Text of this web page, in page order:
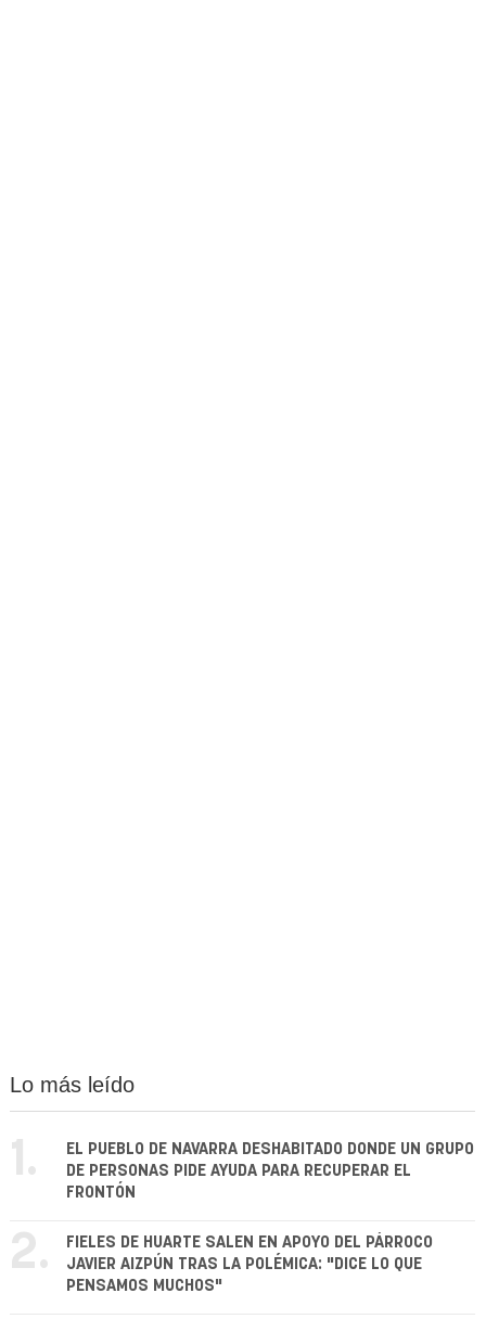
Lo más leído
1.
EL PUEBLO DE NAVARRA DESHABITADO DONDE UN GRUPO
DE PERSONAS PIDE AYUDA PARA RECUPERAR EL
FRONTÓN
2.
FIELES DE HUARTE SALEN EN APOYO DEL PÁRROCO
JAVIER AIZPÚN TRAS LA POLÉMICA: "DICE LO QUE
PENSAMOS MUCHOS"